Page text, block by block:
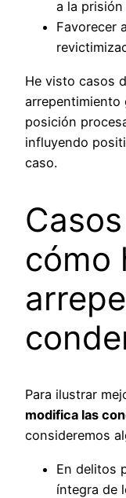
a la prisión
Favorecer
He visto casos
arrepentimiento
posición
influyendo
caso.
cómo
Para ilustrar
modifica las
consideremos
En delitos
íntegra de